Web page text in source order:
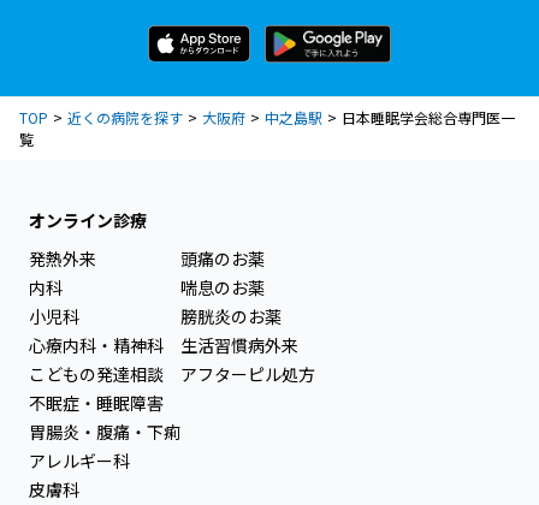
TOP 近くの病院を探す 大阪府 中之島駅
日本睡眠学会総合専門医一
覧
オンライン診療
発熱外来
内科
小児科
心療内科・精神科
こどもの発達相談
不眠症・睡眠障害
胃腸炎・腹痛・下痢
アレルギー科
皮膚科
頭痛のお薬
喘息のお薬
膀胱炎のお薬
生活習慣病外来
アフターピル処方